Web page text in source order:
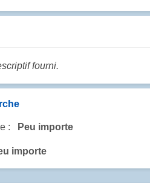
fourni.
: Peu importe
importe